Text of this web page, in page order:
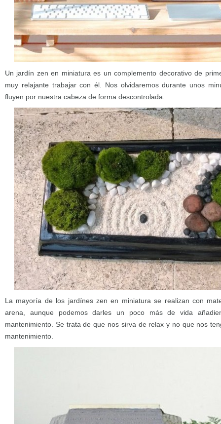
Un jardín zen en miniatura es un complemento decorativo de
muy relajante trabajar con él. Nos olvidaremos durante unos
fluyen por nuestra cabeza de forma descontrolada.
La mayoría de los jardínes zen en miniatura se realizan con
arena, aunque podemos darles un poco más de vida
mantenimiento. Se trata de que nos sirva de relax y no que nos
mantenimiento.